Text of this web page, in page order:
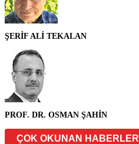
ŞERİF ALİ TEKALAN
PROF. DR. OSMAN ŞAHİN
ÇOK OKUNAN HABERLER